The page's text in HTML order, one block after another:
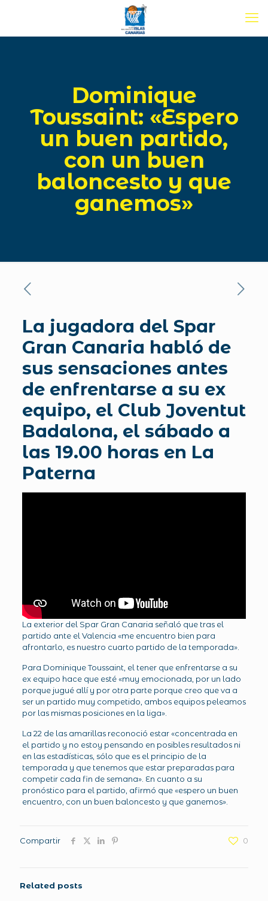
Dominique
Toussaint: «Espero
un buen partido,
con un buen
baloncesto y que
ganemos»
La jugadora del Spar
Gran Canaria habló de
sus sensaciones antes
de enfrentarse a su ex
equipo, el Club Joventut
Badalona, el sábado a
las 19.00 horas en La
Paterna
La exterior del Spar Gran Canaria señaló que tras el
partido ante el Valencia «me encuentro bien para
afrontarlo, es nuestro cuarto partido de la temporada».
Para Dominique Toussaint, el tener que enfrentarse a su
ex equipo hace que esté «muy emocionada, por un lado
porque jugué allí y por otra parte porque creo que va a
ser un partido muy competido, ambos equipos peleamos
por las mismas posiciones en la liga».
La 22 de las amarillas reconoció estar «concentrada en
el partido y no estoy pensando en posibles resultados ni
en las estadísticas, sólo que es el principio de la
temporada y que tenemos que estar preparadas para
competir cada fin de semana». En cuanto a su
pronóstico para el partido, afirmó que «espero un buen
encuentro, con un buen baloncesto y que ganemos».
Compartir 0
Related posts